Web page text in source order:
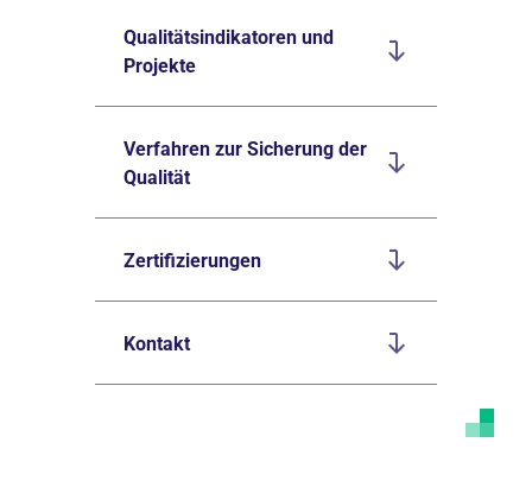
Qualitätsindikatoren und
Projekte
Verfahren zur Sicherung der
Qualität
Zertifizierungen
Kontakt